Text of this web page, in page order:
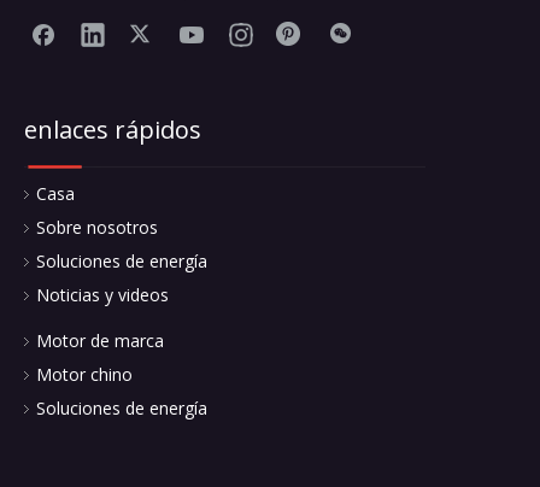
enlaces rápidos
Casa
Sobre nosotros
Soluciones de energía
Noticias y videos
Motor de marca
Motor chino
Soluciones de energía